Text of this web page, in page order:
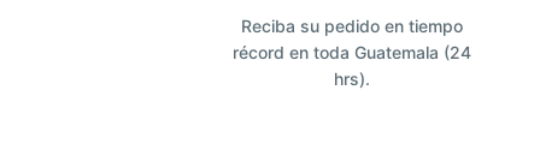
Reciba su pedido en tiempo
récord en toda Guatemala (24
hrs).